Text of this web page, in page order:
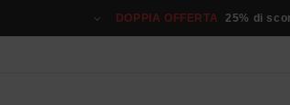
DOPPIA OFFERTA 25% di